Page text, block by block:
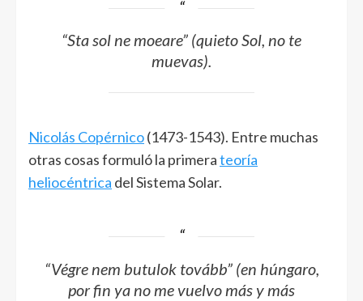
“Sta sol ne moeare” (quieto Sol, no te
muevas).
Nicolás Copérnico(1473-1543). Entre muchas
otras cosas formuló la primerateoría
heliocéntrica del Sistema Solar.
“Végre nem butulok tovább” (en húngaro,
por fin ya no me vuelvo más y más